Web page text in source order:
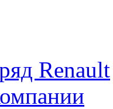
Renault